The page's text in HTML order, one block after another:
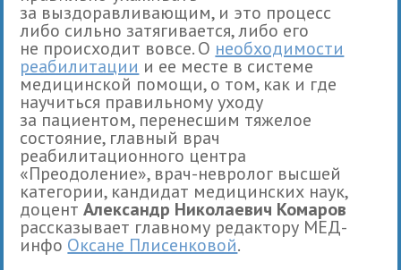
за выздоравливающим, и это процесс
либо сильно затягивается, либо его
не происходит вовсе. О необходимости
реабилитации и ее месте в системе
медицинской помощи, о том, как и где
научиться правильному уходу
за пациентом, перенесшим тяжелое
состояние, главный врач
реабилитационного центра
«Преодоление», врач-невролог высшей
категории, кандидат медицинских наук,
доцентАлександр Николаевич Комаров
рассказывает главному редактору МЕД-
инфо Оксане Плисенковой.